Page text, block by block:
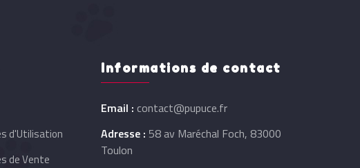
d'Utilisation
de Vente
Informations de contact
Email : contact@pupuce.fr
Adresse : 58 av Maréchal Foch, 83000
Toulon